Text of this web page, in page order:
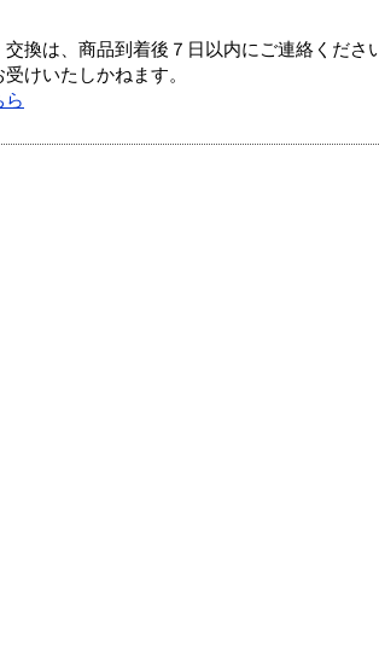
換は、商品到着後７日以内にご連絡くだ
けいたしかねます。
ら